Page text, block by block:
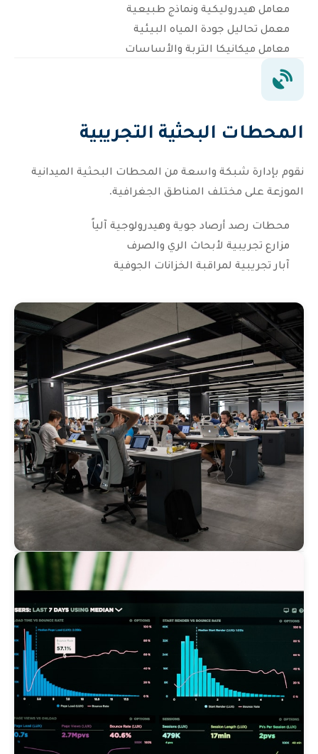
معامل هيدروليكية ونماذج طبيعية
معمل تحاليل جودة المياه البيئية
معامل ميكانيكا التربة والأساسات
المحطات البحثية التجريبية
نقوم بإدارة شبكة واسعة من المحطات البحثية الميدانية
الموزعة على مختلف المناطق الجغرافية.
محطات رصد أرصاد جوية وهيدرولوجية آلياً
مزارع تجريبية لأبحاث الري والصرف
آبار تجريبية لمراقبة الخزانات الجوفية